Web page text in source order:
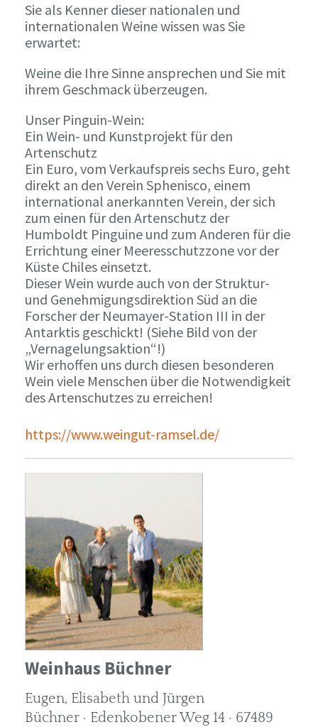
Sie als Kenner dieser nationalen und
internationalen Weine wissen was Sie
erwartet:
Weine die Ihre Sinne ansprechen und Sie mit
ihrem Geschmack überzeugen.
Unser Pinguin-Wein:
Ein Wein- und Kunstprojekt für den
Artenschutz
Ein Euro, vom Verkaufspreis sechs Euro, geht
direkt an den Verein Sphenisco, einem
international anerkannten Verein, der sich
zum einen für den Artenschutz der
Humboldt Pinguine und zum Anderen für die
Errichtung einer Meeresschutzzone vor der
Küste Chiles einsetzt.
Dieser Wein wurde auch von der Struktur-
und Genehmigungsdirektion Süd an die
Forscher der Neumayer-Station III in der
Antarktis geschickt! (Siehe Bild von der
„Vernagelungsaktion“!)
Wir erhoffen uns durch diesen besonderen
Wein viele Menschen über die Notwendigkeit
des Artenschutzes zu erreichen!
https://www.weingut-ramsel.de/
Weinhaus Büchner
Eugen, Elisabeth und Jürgen
Büchner · Edenkobener Weg 14 · 67489